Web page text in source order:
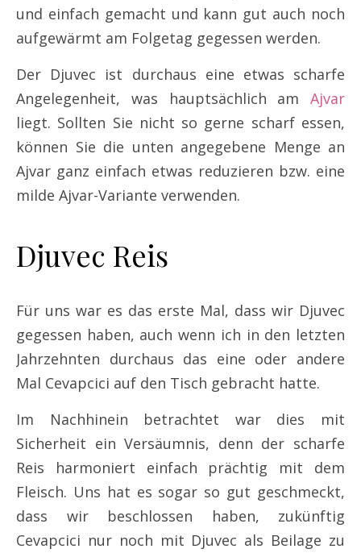
und einfach gemacht und kann gut auch noch
aufgewärmt am Folgetag gegessen werden.
Der Djuvec ist durchaus eine etwas scharfe
Angelegenheit, was hauptsächlich am Ajvar
liegt. Sollten Sie nicht so gerne scharf essen,
können Sie die unten angegebene Menge an
Ajvar ganz einfach etwas reduzieren bzw. eine
milde Ajvar-Variante verwenden.
Djuvec Reis
Für uns war es das erste Mal, dass wir Djuvec
gegessen haben, auch wenn ich in den letzten
Jahrzehnten durchaus das eine oder andere
Mal Cevapcici auf den Tisch gebracht hatte.
Im Nachhinein betrachtet war dies mit
Sicherheit ein Versäumnis, denn der scharfe
Reis harmoniert einfach prächtig mit dem
Fleisch. Uns hat es sogar so gut geschmeckt,
dass wir beschlossen haben, zukünftig
Cevapcici nur noch mit Djuvec als Beilage zu